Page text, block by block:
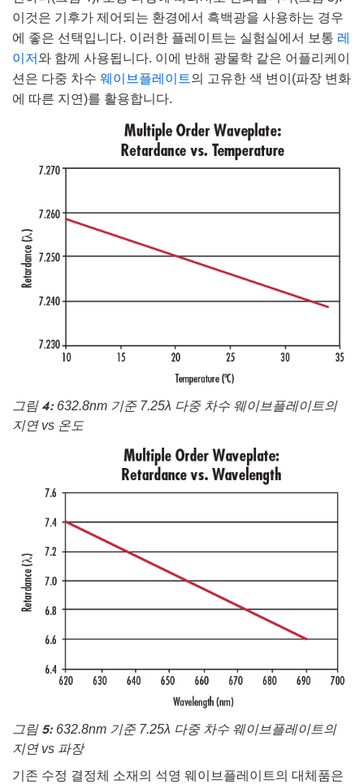
이것은 기후가 제어되는 환경에서 흑백광을 사용하는 경우
에 좋은 선택입니다. 이러한 플레이트는 실험실에서 보통 레
이저 와 함께 사용됩니다. 이에 반해 광물학 같은 어플리케이
션은 다중 차수 웨이브플레이트의 고유한 색 변이(파장 변화
에 따른 지연)를 활용합니다.
그림 4: 632.8nm 기준 7.25λ 다중 차수 웨이브플레이트의
지연 vs 온도
그림 5: 632.8nm 기준 7.25λ 다중 차수 웨이브플레이트의
지연 vs 파장
기존 수정 결정체 소재의 석영 웨이브플레이트의 대체품은